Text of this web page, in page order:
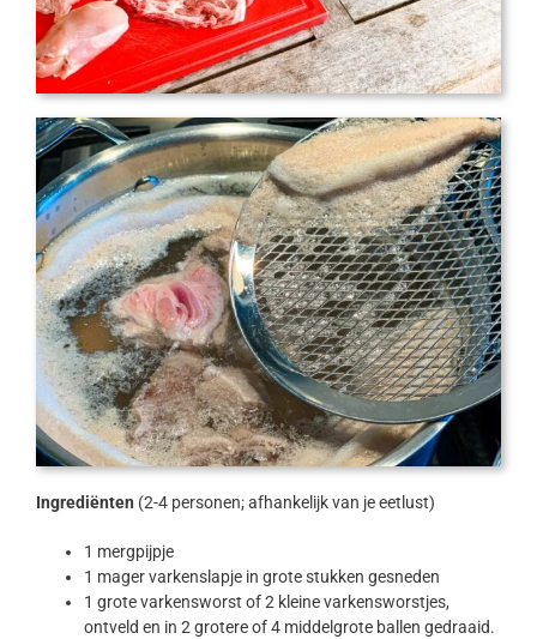
Ingrediënten (2-4 personen; afhankelijk van je eetlust)
1 mergpijpje
1 mager varkenslapje in grote stukken gesneden
1 grote varkensworst of 2 kleine varkensworstjes,
ontveld en in 2 grotere of 4 middelgrote ballen gedraaid.